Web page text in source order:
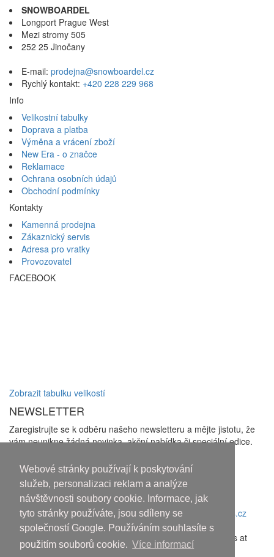
Webové stránky používají k poskytování
služeb, personalizaci reklam a analýze
návštěvnosti soubory cookie. Informace, jak
tyto stránky používáte, jsou sdíleny se
společností Google. Používáním souhlasíte s
použitím souborů cookie. Více informací
SNOWBOARDEL
Longport Prague West
Mezi stromy 505
252 25 Jinočany
E-mail: prodejna@snowboardel.cz
Rychlý kontakt: +420 228 229 968
Info
Velikostní tabulky
Doprava a platba
Výměna a vrácení zboží
New Era - o značce
Reklamace
Ochrana osobních údajů
Obchodní podmínky
Kontakty
Kamenná prodejna
Zákaznický servis
Adresa pro vratky
Provozovatel
FACEBOOK
Zobrazit tabulku velikostí
NEWSLETTER
Zaregistrujte se k odběru našeho newsletteru a mějte jistotu, že
vám neunikne žádná novinka, akční nabídka či speciální edice.
newsletterů a sezpracováním osobních údajů
Odhlásit odběr
Copyright © 2010-2018 An systems, s.r.o.
Nahoru
Discover the latest movies and high-quality streaming options at
sflix.com.